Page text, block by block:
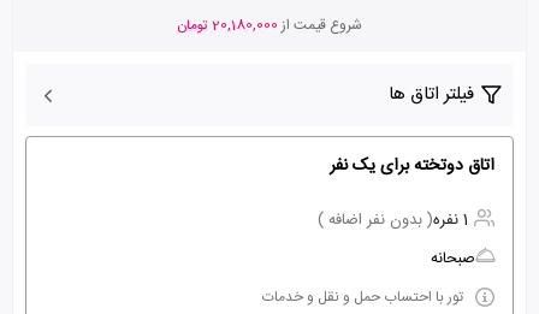
شروع قیمت از20,180,000 تومان
فیلتر اتاق ها
اتاق دوتخته برای یک نفر
1 نفره
( بدون نفر اضافه )
صبحانه
تور با احتساب حمل و نقل و خدمات